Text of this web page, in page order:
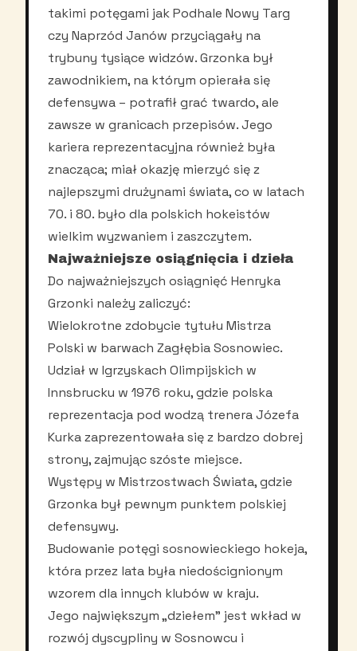
takimi potęgami jak Podhale Nowy Targ
czy Naprzód Janów przyciągały na
trybuny tysiące widzów. Grzonka był
zawodnikiem, na którym opierała się
defensywa – potrafił grać twardo, ale
zawsze w granicach przepisów. Jego
kariera reprezentacyjna również była
znacząca; miał okazję mierzyć się z
najlepszymi drużynami świata, co w latach
70. i 80. było dla polskich hokeistów
wielkim wyzwaniem i zaszczytem.
Najważniejsze osiągnięcia i dzieła
Do najważniejszych osiągnięć Henryka
Grzonki należy zaliczyć:
Wielokrotne zdobycie tytułu Mistrza
Polski w barwach Zagłębia Sosnowiec.
Udział w Igrzyskach Olimpijskich w
Innsbrucku w 1976 roku, gdzie polska
reprezentacja pod wodzą trenera Józefa
Kurka zaprezentowała się z bardzo dobrej
strony, zajmując szóste miejsce.
Występy w Mistrzostwach Świata, gdzie
Grzonka był pewnym punktem polskiej
defensywy.
Budowanie potęgi sosnowieckiego hokeja,
która przez lata była niedoścignionym
wzorem dla innych klubów w kraju.
Jego największym „dziełem” jest wkład w
rozwój dyscypliny w Sosnowcu i